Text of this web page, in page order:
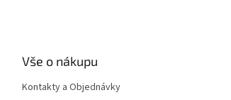
Vše o nákupu
Kontakty a Objednávky